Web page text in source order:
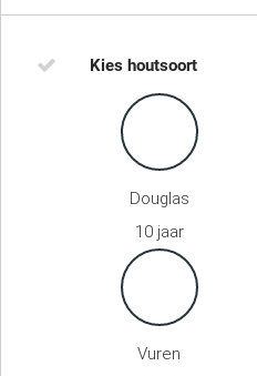
Kies houtsoort
Douglas
10 jaar
Vuren